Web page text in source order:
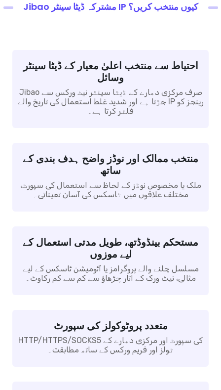
Jibao مشترکہ ڈیٹا سینٹر IP کیوں منتخب کریں؟
احتیاط سے منتخب اعلیٰ معیار کے ڈیٹا سینٹر
وسائل
Jibao صرف مرکزی دھارے کے ڈیٹا سینٹر نیٹ ورکس سے
جڑتا ہے اور شدید غلط استعمال کی تاریخ والے IP رینجز کو
فلٹر کرتا ہے۔
منتخب ممالک اور نوڈز واضح ہدف بندی کے
ساتھ
ملک یا مخصوص نوڈز کے لحاظ سے استعمال کی سپورٹ،
مختلف علاقوں میں ٹاسکس کی آسان تعیناتی۔
مستحکم بینڈوڈتھ، طویل مدتی استعمال کے
لیے موزوں
مسلسل چلنے والے پروگرامز یا آٹومیشن ٹاسکس کے لیے
مثالی، نیٹ ورک کے اتار چڑھاؤ سے کم سے کم رکاوٹ۔
متعدد پروٹوکولز کی سپورٹ
HTTP/HTTPS/SOCKS5 کی سپورٹ اور مرکزی دھارے کے
ٹولز اور فریم ورکس کے ساتھ مطابقت۔